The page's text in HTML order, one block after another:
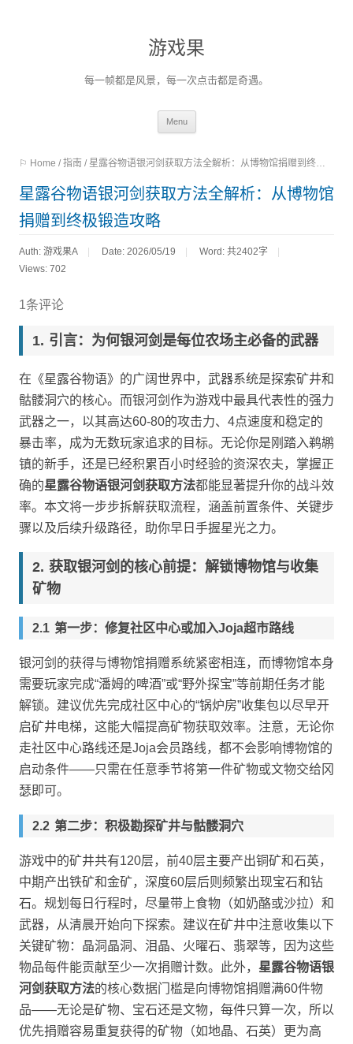
游戏果
每一帧都是风景，每一次点击都是奇遇。
Menu
content
⚐ Home / 指南 / 星露谷物语银河剑获取方法全解析：从博物馆捐赠到终极锻造攻略
星露谷物语银河剑获取方法全解析：从博物馆
捐赠到终极锻造攻略
Auth: 游戏果A Date: 2026/05/19 Word: 共2402字
Views: 702
1条评论
引言：为何银河剑是每位农场主必备的武器
在《星露谷物语》的广阔世界中，武器系统是探索矿井和
骷髅洞穴的核心。而银河剑作为游戏中最具代表性的强力
武器之一，以其高达60-80的攻击力、4点速度和稳定的
暴击率，成为无数玩家追求的目标。无论你是刚踏入鹈鹕
镇的新手，还是已经积累百小时经验的资深农夫，掌握正
确的星露谷物语银河剑获取方法都能显著提升你的战斗效
率。本文将一步步拆解获取流程，涵盖前置条件、关键步
骤以及后续升级路径，助你早日手握星光之力。
获取银河剑的核心前提：解锁博物馆与收集
矿物
第一步：修复社区中心或加入Joja超市路线
银河剑的获得与博物馆捐赠系统紧密相连，而博物馆本身
需要玩家完成“潘姆的啤酒”或“野外探宝”等前期任务才能
解锁。建议优先完成社区中心的“锅炉房”收集包以尽早开
启矿井电梯，这能大幅提高矿物获取效率。注意，无论你
走社区中心路线还是Joja会员路线，都不会影响博物馆的
启动条件——只需在任意季节将第一件矿物或文物交给冈
瑟即可。
第二步：积极勘探矿井与骷髅洞穴
游戏中的矿井共有120层，前40层主要产出铜矿和石英，
中期产出铁矿和金矿，深度60层后则频繁出现宝石和钻
石。规划每日行程时，尽量带上食物（如奶酪或沙拉）和
武器，从清晨开始向下探索。建议在矿井中注意收集以下
关键矿物：晶洞晶洞、泪晶、火曜石、翡翠等，因为这些
物品每件能贡献至少一次捐赠计数。此外， 星露谷物语银
河剑获取方法的核心数据门槛是向博物馆捐赠满60件物
品——无论是矿物、宝石还是文物，每件只算一次，所以
优先捐赠容易重复获得的矿物（如地晶、石英）更为高